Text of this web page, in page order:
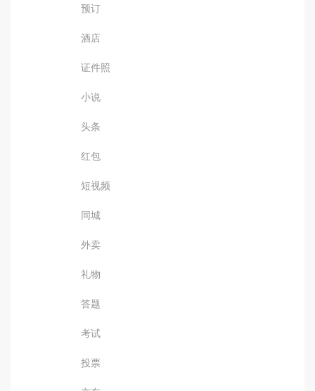
预订
酒店
证件照
小说
头条
红包
短视频
同城
外卖
礼物
答题
考试
投票